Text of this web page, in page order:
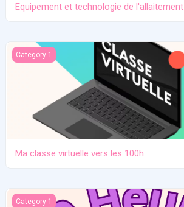
Equipement et technologie de l'allaitement
Ma classe virtuelle vers les 100h
Category 1
Ma classe virtuelle vers les 100h
Atelier pratique 27/12/2025
Category 1